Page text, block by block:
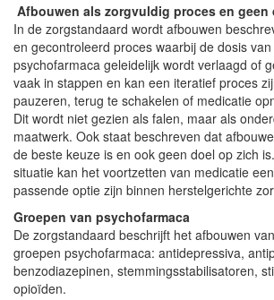
Afbouwen als zorgvuldig proces en geen
In de zorgstandaard wordt afbouwen
en gecontroleerd proces waarbij de dosis
psychofarmaca geleidelijk wordt verlaagd of
vaak in stappen en kan een iteratief proces
pauzeren, terug te schakelen of medicatie
Dit wordt niet gezien als falen, maar als
maatwerk. Ook staat beschreven dat
de beste keuze is en ook geen doel op zich
situatie kan het voortzetten van medicatie
passende optie zijn binnen herstelgerichte
Groepen van psychofarmaca
De zorgstandaard beschrijft het afbouwen
groepen psychofarmaca: antidepressiva,
benzodiazepinen, stemmingsstabilisatoren,
opioïden.